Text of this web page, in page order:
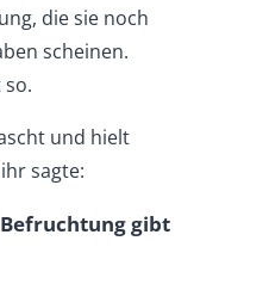
die sie noch
scheinen.
und hielt
sagte:
gibt